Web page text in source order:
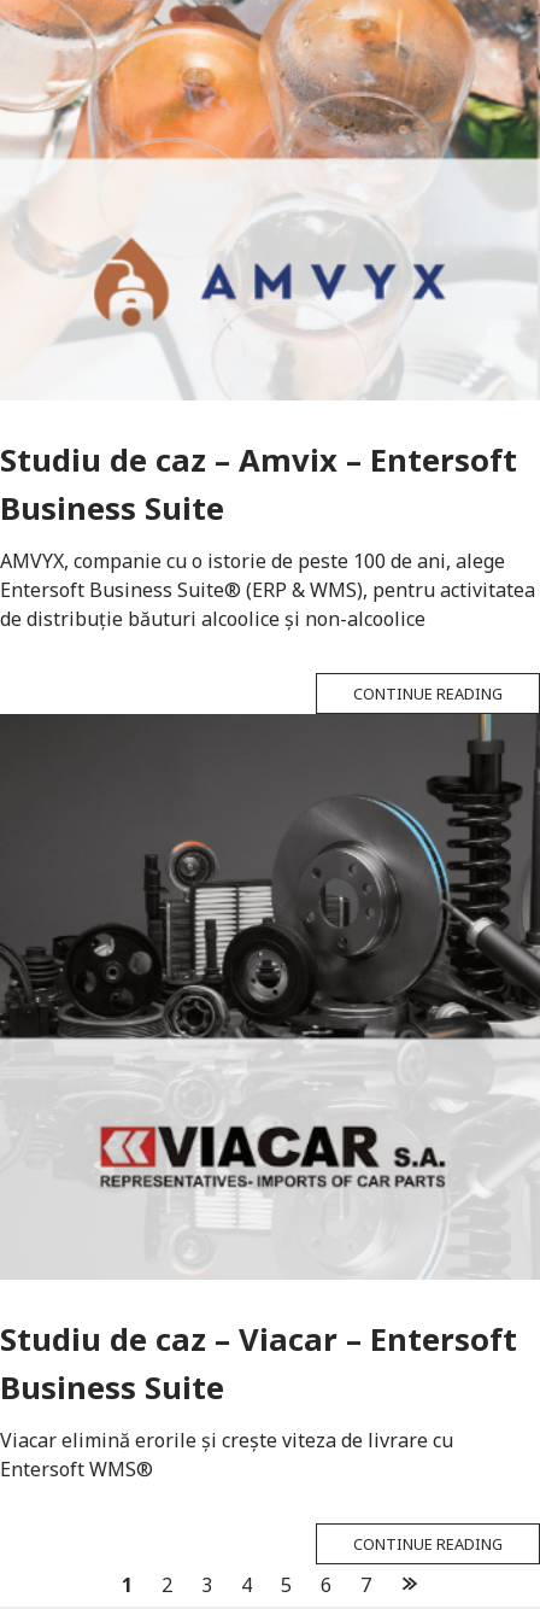
Studiu de caz – Amvix – Entersoft
Business Suite
AMVYX, companie cu o istorie de peste 100 de ani, alege
Entersoft Business Suite® (ERP & WMS), pentru activitatea
de distribuție băuturi alcoolice și non-alcoolice
CONTINUE READING
Studiu de caz – Viacar – Entersoft
Business Suite
Viacar elimină erorile și crește viteza de livrare cu
Entersoft WMS®
CONTINUE READING
1 2 3 4 5 6 7